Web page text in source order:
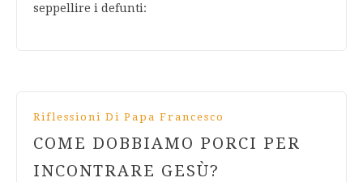
seppellire i defunti:
Riflessioni Di Papa Francesco
COME DOBBIAMO PORCI PER
INCONTRARE GESÙ?